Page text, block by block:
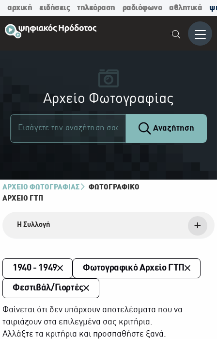
αρχική ειδήσεις τηλεόραση ραδιόφωνο αθλητικά
Μενού
Αρχείο Φωτογραφίας
Αναζήτηση
ΑΡΧΕΙΟ ΦΩΤΟΓΡΑΦΙΑΣ
ΦΩΤΟΓΡΑΦΙΚΌ
ΑΡΧΕΊΟ ΓΤΠ
Η Συλλογή
1940 - 1949 Φωτογραφικό Αρχείο ΓΤΠ
Φεστιβάλ/Γιορτές
Φαίνεται ότι δεν υπάρχουν αποτελέσματα που να
ταιριάζουν στα επιλεγμένα σας κριτήρια.
Αλλάξτε τα κριτήρια και προσπαθήστε ξανά.